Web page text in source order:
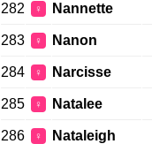
282 ♀ Nannette
283 ♀ Nanon
284 ♀ Narcisse
285 ♀ Natalee
286 ♀ Nataleigh